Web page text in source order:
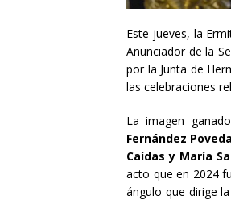
Este jueves, la
Anunciador de la
por la Junta de
las celebraciones
La imagen
Fernández Poveda
Caídas y María
acto que en 2024
ángulo que dirige